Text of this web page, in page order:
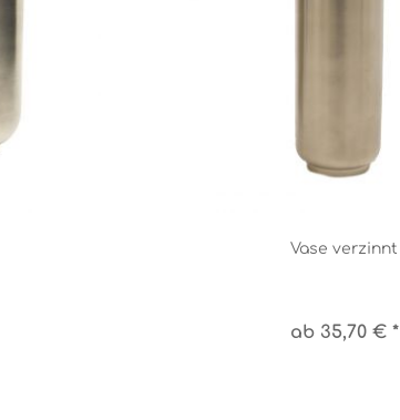
Vase verzinnt
ab 35,70 € *